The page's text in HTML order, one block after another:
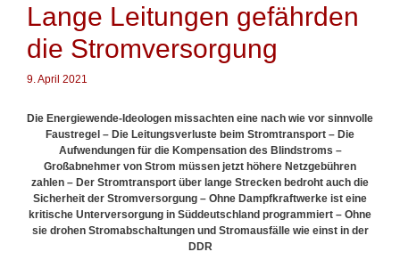
Lange Leitungen gefährden
die Stromversorgung
9. April 2021
Die Energiewende-Ideologen missachten eine nach wie vor sinnvolle
Faustregel – Die Leitungsverluste beim Stromtransport – Die
Aufwendungen für die Kompensation des Blindstroms –
Großabnehmer von Strom müssen jetzt höhere Netzgebühren
zahlen – Der Stromtransport über lange Strecken bedroht auch die
Sicherheit der Stromversorgung – Ohne Dampfkraftwerke ist eine
kritische Unterversorgung in Süddeutschland programmiert – Ohne
sie drohen Stromabschaltungen und Stromausfälle wie einst in der
DDR